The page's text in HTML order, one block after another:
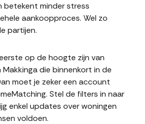
betekent minder stress
aankoopproces. Wel zo
partijen.
op de hoogte zijn van
die binnenkort in de
moet je zeker een account
Stel de filters in naar
enkel updates over woningen
voldoen.